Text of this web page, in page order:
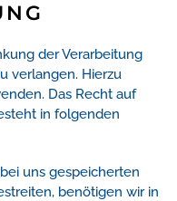
der Verarbeitung
verlangen. Hierzu
Das Recht auf
in folgenden
uns gespeicherten
benötigen wir in